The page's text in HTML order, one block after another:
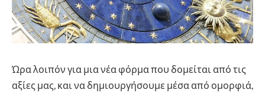
Ώρα λοιπόν για μια νέα φόρμα που δομείται από τις
αξίες μας, και να δημιουργήσουμε μέσα από ομορφιά,